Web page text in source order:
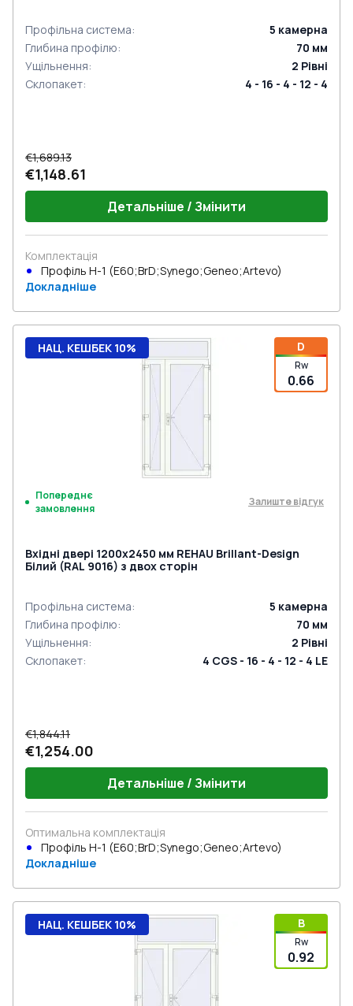
Профільна система: 5 камерна
Глибина профілю: 70 мм
Ущільнення: 2 Рівні
Склопакет: 4 - 16 - 4 - 12 - 4
€1,689.13
€1,148.61
Детальніше / Змінити
Комплектація
Профіль Н-1 (E60;BrD;Synego;Geneo;Artevo)
Докладніше
D
Rw
0.66
НАЦ. КЕШБЕК 10%
Попереднє
замовлення
Залиште відгук
Вхідні двері 1200x2450 мм REHAU Brillant-Design
Білий (RAL 9016) з двох сторін
Профільна система: 5 камерна
Глибина профілю: 70 мм
Ущільнення: 2 Рівні
Склопакет: 4 CGS - 16 - 4 - 12 - 4 LE
€1,844.11
€1,254.00
Детальніше / Змінити
Оптимальна комплектація
Профіль Н-1 (E60;BrD;Synego;Geneo;Artevo)
Докладніше
B
Rw
0.92
НАЦ. КЕШБЕК 10%